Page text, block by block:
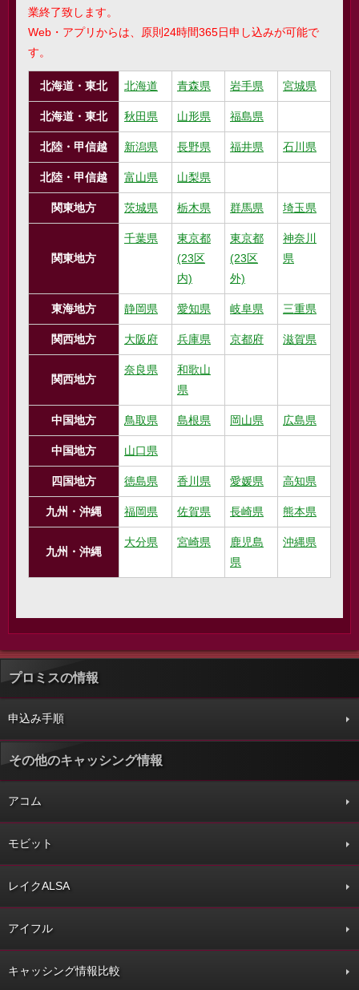
業終了致します。
Web・アプリからは、原則24時間365日申し込みが可能で
す。
北海道・東北 北海道 青森県 岩手県 宮城県
北海道・東北 秋田県 山形県 福島県
北陸・甲信越 新潟県 長野県 福井県 石川県
北陸・甲信越 富山県 山梨県
関東地方 茨城県 栃木県 群馬県 埼玉県
関東地方
千葉県
東京都
(23区
内)
東京都
(23区
外)
神奈川
県
東海地方 静岡県 愛知県 岐阜県 三重県
関西地方 大阪府 兵庫県 京都府 滋賀県
関西地方
奈良県
和歌山
県
中国地方 鳥取県 島根県 岡山県 広島県
中国地方 山口県
四国地方 徳島県 香川県 愛媛県 高知県
九州・沖縄 福岡県 佐賀県 長崎県 熊本県
九州・沖縄
大分県 宮崎県
鹿児島
県
沖縄県
プロミスの情報
申込み手順
その他のキャッシング情報
アコム
モビット
レイクALSA
アイフル
キャッシング情報比較